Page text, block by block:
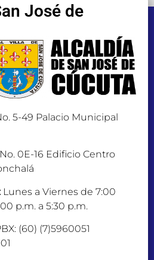
José de
5-49 Palacio Municipal
0E-16 Edificio Centro
Lunes a Viernes de 7:00
p.m. a 5:30 p.m.
(60) (7)5960051